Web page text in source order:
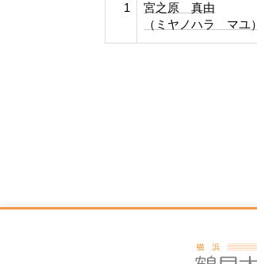
1
宮之原 真由
（ミヤノハラ マユ）